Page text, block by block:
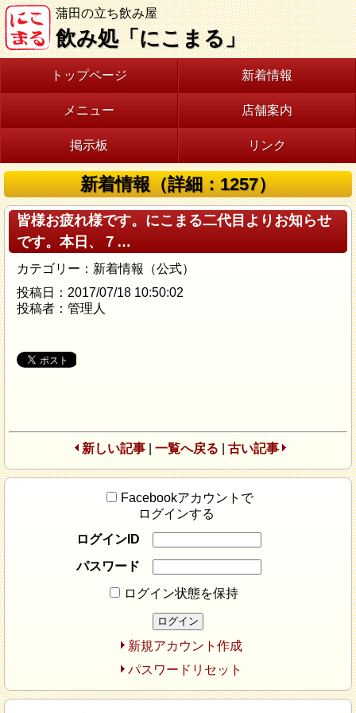
蒲田の立ち飲み屋
飲み処「にこまる」
トップページ 新着情報
メニュー 店舗案内
掲示板 リンク
新着情報（詳細：1257）
皆様お疲れ様です。にこまる二代目よりお知らせ
です。本日、７…
カテゴリー：新着情報（公式）
投稿日：2017/07/18 10:50:02
投稿者：管理人
新しい記事| 一覧へ戻る 古い記事
Facebookアカウントで
ログインする
ログインID
パスワード
ログイン状態を保持
新規アカウント作成
パスワードリセット